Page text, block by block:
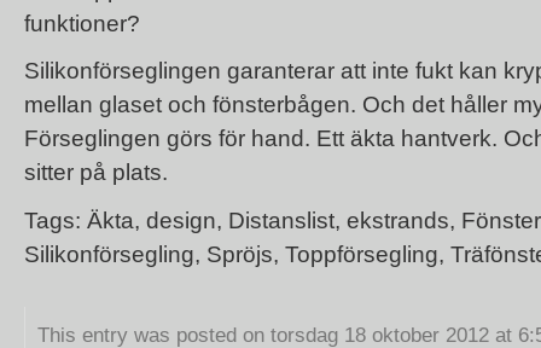
funktioner?
Silikonförseglingen garanterar att inte fukt kan
mellan glaset och fönsterbågen. Och det håller
Förseglingen görs för hand. Ett äkta hantverk.
sitter på plats.
Tags: Äkta, design, Distanslist, ekstrands, Fönster
Silikonförsegling, Spröjs, Toppförsegling,
This entry was posted on torsdag 18 oktober 2012 at